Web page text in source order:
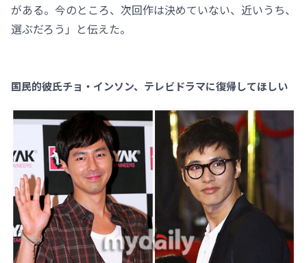
がある。今のところ、次回作は決めていない、近いうち、
選ぶだろう」と伝えた。
国民的彼氏チョ・インソン、テレビドラマに復帰してほしい